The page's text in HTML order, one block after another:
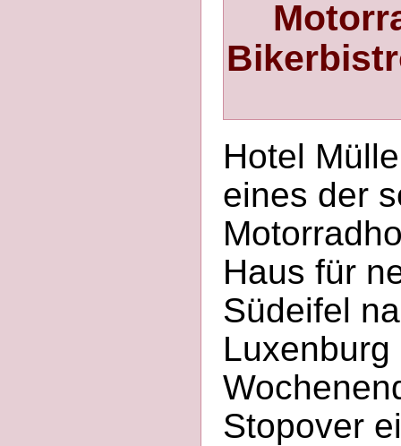
Hotel
eines der
Haus für
Südeifel
Stopover